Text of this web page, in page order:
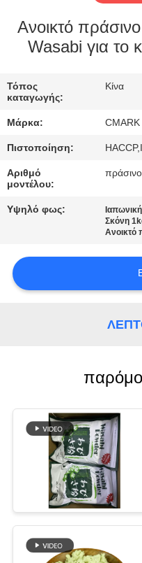
ΕΠΙΣΚΈΨΕΙΣ
ΣΤΟ
ΠΟΙΌΤΗΤΑΣ
ΜΑΖΊ
ΕΙΔΉΣΕΙΣ
ΠΡΟΣΦΟΡΆ
ΧΆΡΤΗΣ
ΙΣΤΌΤΟΠΟΥ
ΠΟΛΙΤΙΚΉ
ΜΥΣΤΙΚΌΤΗΤΑΣ
Ανοικτό
Wasabi για το
Τόπος
καταγωγής:
Κίνα
Μάρκα:
Πιστοποίηση:
Αριθμό
μοντέλου:
Υψηλό φως:
Σκόνη
Ανοικτό